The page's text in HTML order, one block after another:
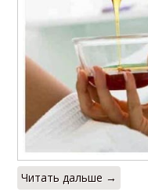
Читать дальше →